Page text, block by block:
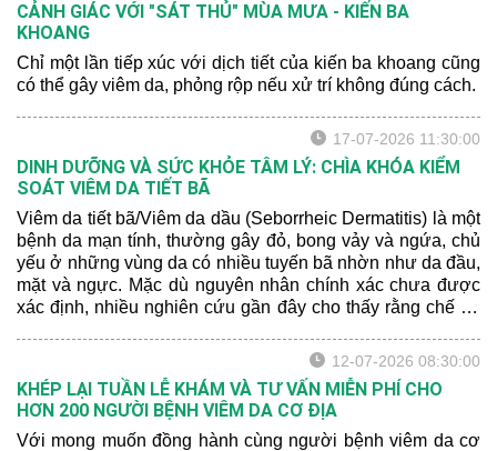
CẢNH GIÁC VỚI "SÁT THỦ" MÙA MƯA - KIẾN BA
KHOANG
Chỉ một lần tiếp xúc với dịch tiết của kiến ba khoang cũng
có thể gây viêm da, phỏng rộp nếu xử trí không đúng cách.
17-07-2026 11:30:00
DINH DƯỠNG VÀ SỨC KHỎE TÂM LÝ: CHÌA KHÓA KIỂM
SOÁT VIÊM DA TIẾT BÃ
Viêm da tiết bã/Viêm da dầu (Seborrheic Dermatitis) là một
bệnh da mạn tính, thường gây đỏ, bong vảy và ngứa, chủ
yếu ở những vùng da có nhiều tuyến bã nhờn như da đầu,
mặt và ngực. Mặc dù nguyên nhân chính xác chưa được
xác định, nhiều nghiên cứu gần đây cho thấy rằng chế độ
12-07-2026 08:30:00
KHÉP LẠI TUẦN LỄ KHÁM VÀ TƯ VẤN MIỄN PHÍ CHO
HƠN 200 NGƯỜI BỆNH VIÊM DA CƠ ĐỊA
Với mong muốn đồng hành cùng người bệnh viêm da cơ